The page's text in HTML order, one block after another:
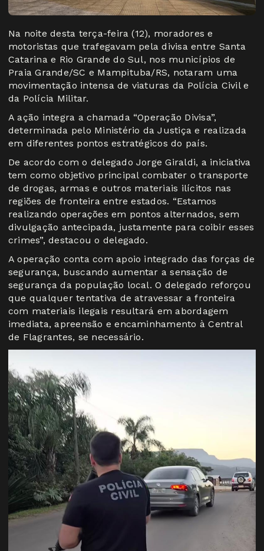
Na noite desta terça-feira (12), moradores e
motoristas que trafegavam pela divisa entre Santa
Catarina e Rio Grande do Sul, nos municípios de
Praia Grande/SC e Mampituba/RS, notaram uma
movimentação intensa de viaturas da Polícia Civil e
da Polícia Militar.
A ação integra a chamada “Operação Divisa”,
determinada pelo Ministério da Justiça e realizada
em diferentes pontos estratégicos do país.
De acordo com o delegado Jorge Giraldi, a iniciativa
tem como objetivo principal combater o transporte
de drogas, armas e outros materiais ilícitos nas
regiões de fronteira entre estados. “Estamos
realizando operações em pontos alternados, sem
divulgação antecipada, justamente para coibir esses
crimes”, destacou o delegado.
A operação conta com apoio integrado das forças de
segurança, buscando aumentar a sensação de
segurança da população local. O delegado reforçou
que qualquer tentativa de atravessar a fronteira
com materiais ilegais resultará em abordagem
imediata, apreensão e encaminhamento à Central
de Flagrantes, se necessário.